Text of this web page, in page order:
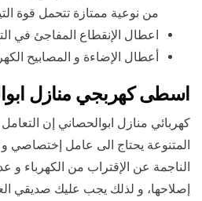
من نوعية ممتازة تتحمل قوة
اعطال الإنقطاع المفاجئ في
أعطال الإضاءة و المصابيح
اسطى كهربجي منازل
كهربائي منازل ابوالحصاني إن
المتنوعة يحتاج الى عامل إختصاصي
الناجمة عن الإقتراب من الكهرباء و
إصلاحها، و لذلك يجب عليك صديقي